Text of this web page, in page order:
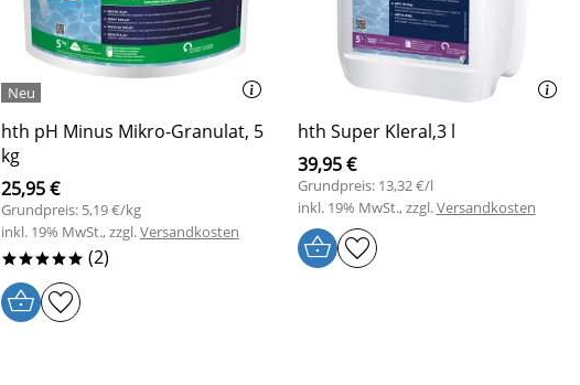
hth pH Minus Mikro-Granulat, 5
kg
25,95 €
Grundpreis: 5,19 €/kg
inkl. 19% MwSt., zzgl.Versandkosten
***** (2)
hth Super Kleral,3 l
39,95 €
Grundpreis: 13,32 €/l
inkl. 19% MwSt., zzgl.Versandkosten